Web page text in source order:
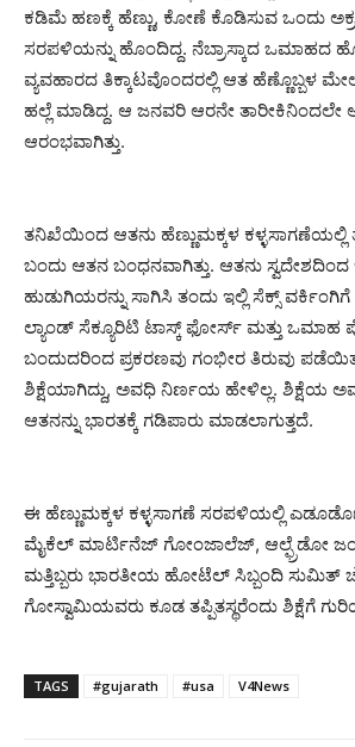
ಕಡಿಮೆ ಹಣಕ್ಕೆ ಹೆಣ್ಣು, ಕೋಣೆ ಕೊಡಿಸುವ ಒಂದು
ಸರಪಳಿಯನ್ನು ಹೊಂದಿದ್ದ. ನೆಬ್ರಾಸ್ಕಾದ ಒಮಾಹದ
ವ್ಯವಹಾರದ ತಿಕ್ಕಾಟವೊಂದರಲ್ಲಿ ಆತ ಹೆಣ್ಣೊಬ್ಬಳ
ಹಲ್ಲೆ ಮಾಡಿದ್ದ. ಆ ಜನವರಿ ಆರನೇ ತಾರೀಕಿನಿಂದಲೇ
ಆರಂಭವಾಗಿತ್ತು.
ತನಿಖೆಯಿಂದ ಆತನು ಹೆಣ್ಣುಮಕ್ಕಳ ಕಳ್ಳಸಾಗಣೆಯಲ್ಲಿ
ಬಂದು ಆತನ ಬಂಧನವಾಗಿತ್ತು. ಆತನು ಸ್ವದೇಶದಿಂದ
ಹುಡುಗಿಯರನ್ನು ಸಾಗಿಸಿ ತಂದು ಇಲ್ಲಿ ಸೆಕ್ಸ್
ಲ್ಯಾಂಡ್ ಸೆಕ್ಯೂರಿಟಿ ಟಾಸ್ಕ್ ಫೋರ್ಸ್ ಮತ್ತು ಒಮಾಹ
ಬಂದುದರಿಂದ ಪ್ರಕರಣವು ಗಂಭೀರ ತಿರುವು
ಶಿಕ್ಷೆಯಾಗಿದ್ದು, ಅವಧಿ ನಿರ್ಣಯ ಹೇಳಿಲ್ಲ. ಶಿಕ್ಷೆಯ
ಆತನನ್ನು ಭಾರತಕ್ಕೆ ಗಡಿಪಾರು ಮಾಡಲಾಗುತ್ತದೆ.
ಈ ಹೆಣ್ಣುಮಕ್ಕಳ ಕಳ್ಳಸಾಗಣೆ ಸರಪಳಿಯಲ್ಲಿ
ಮೈಕೆಲ್ ಮಾರ್ಟಿನೆಜ್ ಗೋಂಜಾಲೆಜ್, ಆಲ್ಫ್ರೆಡೋ
ಮತ್ತಿಬ್ಬರು ಭಾರತೀಯ ಹೋಟೆಲ್ ಸಿಬ್ಬಂದಿ
ಗೋಸ್ವಾಮಿಯವರು ಕೂಡ ತಪ್ಪಿತಸ್ಥರೆಂದು ಶಿಕ್ಷೆಗೆ
TAGS #gujarath #usa V4News